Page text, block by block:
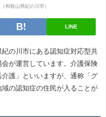
LINE
の川市にある認知症対応型共
が運営しています。介護保険
護」といいますが、通称「グ
の認知症の住民が入ることが